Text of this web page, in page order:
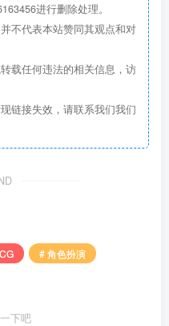
进行删除处理。
不代表本站赞同其观点和对
载任何违法的相关信息，访
链接失效，请联系我们我们
# 角色扮演
下吧